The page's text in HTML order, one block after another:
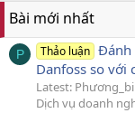
Bài mới nhất
P Thảo luận Đánh
Danfoss so với
Latest:
Dịch vụ doanh